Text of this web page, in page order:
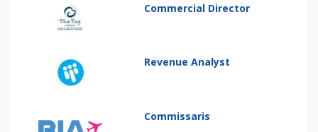
Commercial Director
Revenue Analyst
Commissaris